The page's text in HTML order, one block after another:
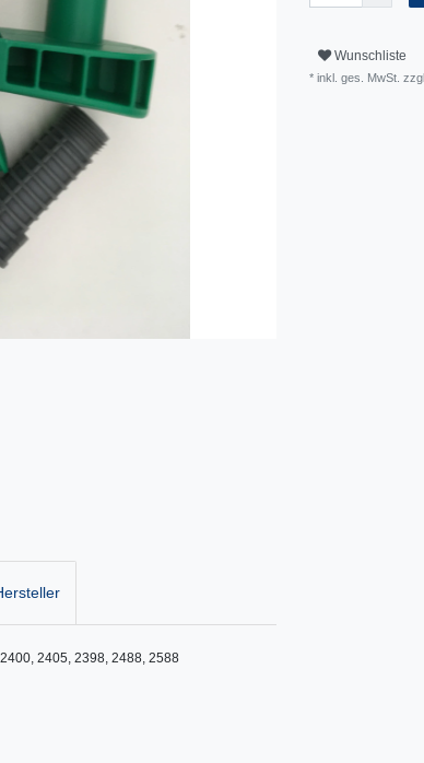
Wunschliste
* inkl. ges. MwSt. zzgl.
2405, 2398, 2488, 2588